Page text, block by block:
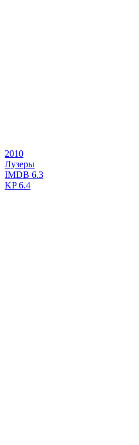
2010
Лузеры
IMDB 6.3
KP6.4